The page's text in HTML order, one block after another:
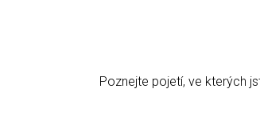
Poznejte pojetí, ve kterých